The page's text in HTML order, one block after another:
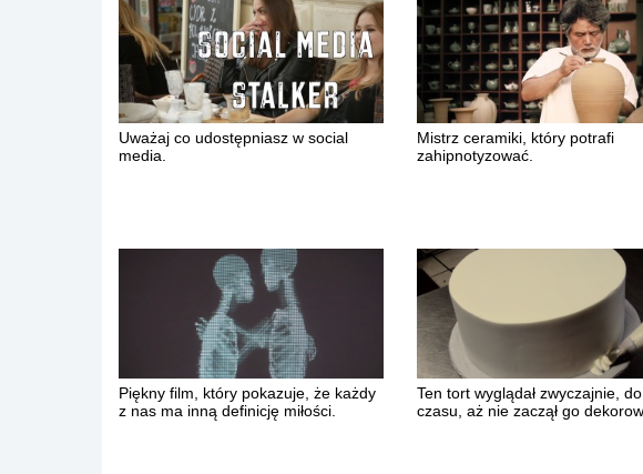
Uważaj co udostępniasz w social
media.
Mistrz ceramiki, który potrafi
zahipnotyzować.
Piękny film, który pokazuje, że każdy
z nas ma inną definicję miłości.
Ten tort wyglądał zwyczajnie, do
czasu, aż nie zaczął go